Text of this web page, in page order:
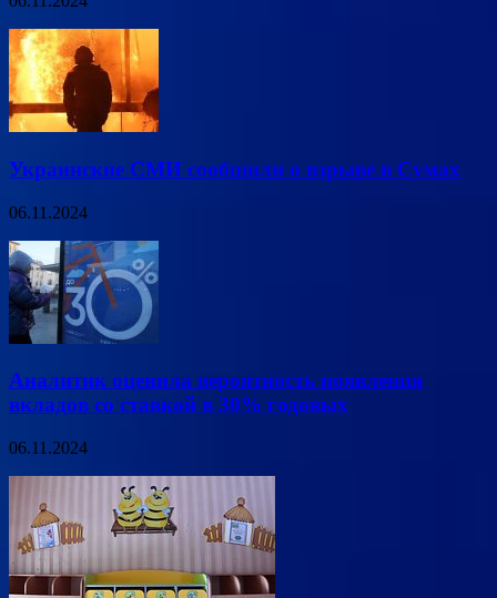
Украинские СМИ сообщили о взрыве в Сумах
06.11.2024
Аналитик оценила вероятность появления
вкладов со ставкой в 30% годовых
06.11.2024